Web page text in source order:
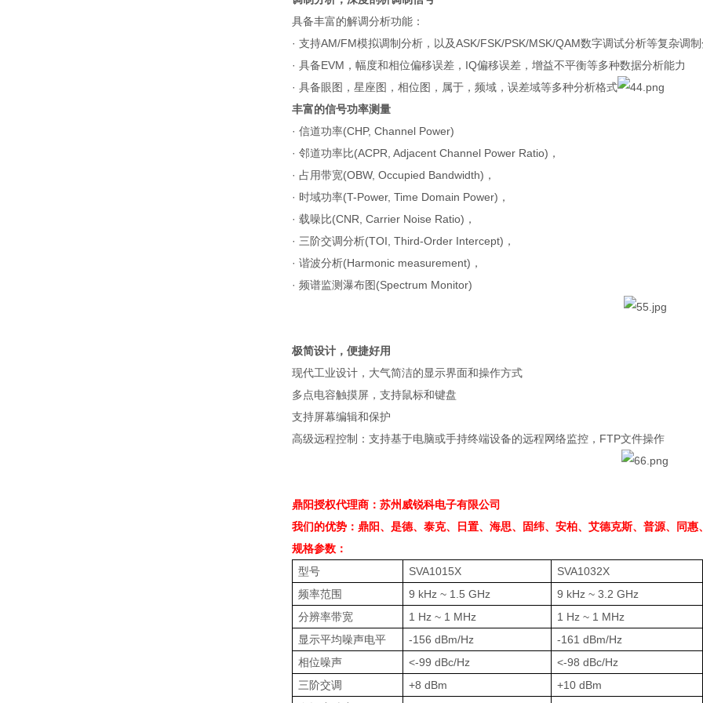
具备丰富的解调分析功能：
· 支持AM/FM模拟调制分析，以及ASK/FSK/PSK/MSK/QAM数字调试分析等复杂调
· 具备EVM ，幅度和相位偏移误差， IQ偏移误差，增益不平衡等多种数据分析能力
· 具备眼图，星座图，相位图，属于，频域，误差域等多种分析格式
丰富的信号功率测量
· 信道功率(CHP, Channel Power)
· 邻道功率比(ACPR, Adjacent Channel Power Ratio) ，
· 占用带宽(OBW, Occupied Bandwidth) ，
· 时域功率(T-Power, Time Domain Power) ，
· 载噪比(CNR, Carrier Noise Ratio) ，
· 三阶交调分析(TOI, Third-Order Intercept) ，
· 谐波分析(Harmonic measurement) ，
· 频谱监测瀑布图(Spectrum Monitor)
极简设计，便捷好用
现代工业设计，大气简洁的显示界面和操作方式
多点电容触摸屏，支持鼠标和键盘
支持屏幕编辑和保护
高级远程控制：支持基于电脑或手持终端设备的远程网络监控， FTP文件操作
鼎阳授权代理商：苏州威锐科电子有限公司
我们的优势：鼎阳、是德、泰克、日置、海思、固纬、安柏、艾德克斯、普源、同惠
规格参数：
型号
SVA1015X
SVA1032X
频率范围
9 kHz ~ 1.5 GHz
9 kHz ~ 3.2 GHz
分辨率带宽
1 Hz ~ 1 MHz
1 Hz ~ 1 MHz
显示平均噪声电平
-156 dBm/Hz
-161 dBm/Hz
相位噪声
<-99 dBc/Hz
<-98 dBc/Hz
三阶交调
+8 dBm
+10 dBm